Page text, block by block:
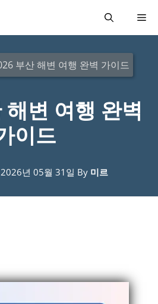
메
부산 해변 여행 완벽 가이드
변 여행 완벽
이드
년 05월 31일 By 미르